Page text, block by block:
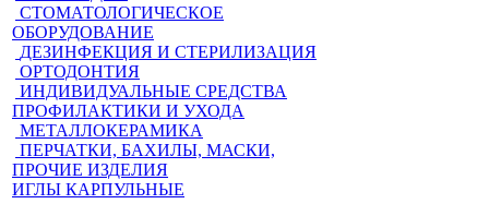
СТОМАТОЛОГИЧЕСКОЕ
ОБОРУДОВАНИЕ
ДЕЗИНФЕКЦИЯ И СТЕРИЛИЗАЦИЯ
ОРТОДОНТИЯ
ИНДИВИДУАЛЬНЫЕ СРЕДСТВА
ПРОФИЛАКТИКИ И УХОДА
МЕТАЛЛОКЕРАМИКА
ПЕРЧАТКИ, БАХИЛЫ, МАСКИ,
ПРОЧИЕ ИЗДЕЛИЯ
ИГЛЫ КАРПУЛЬНЫЕ